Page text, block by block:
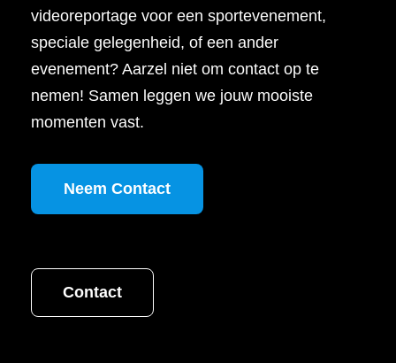
videoreportage voor een sportevenement,
speciale gelegenheid, of een ander
evenement? Aarzel niet om contact op te
nemen! Samen leggen we jouw mooiste
momenten vast.
Neem Contact
Contact